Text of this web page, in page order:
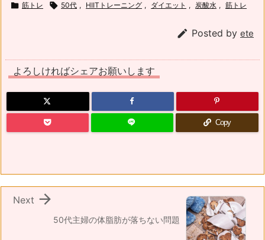
 筋トレ  50代 , HIITトレーニング , ダイエット , 炭酸水 , 筋トレ
 Posted by ete
よろしければシェアお願いします
Copy
50代主婦の体脂肪が落ちない問題

Next